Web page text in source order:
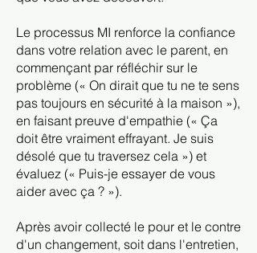
Le processus MI renforce la confiance
dans votre relation avec le parent, en
commençant par réfléchir sur le
problème (« On dirait que tu ne te sens
pas toujours en sécurité à la maison »),
en faisant preuve d'empathie (« Ça
doit être vraiment effrayant. Je suis
désolé que tu traversez cela ») et
évaluez (« Puis-je essayer de vous
aider avec ça ? »).
Après avoir collecté le pour et le contre
d'un changement, soit dans l'entretien,